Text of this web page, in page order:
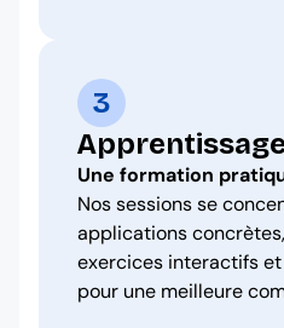
3
Une formation
Nos sessions se
applications
exercices interactifs
pour une meilleure